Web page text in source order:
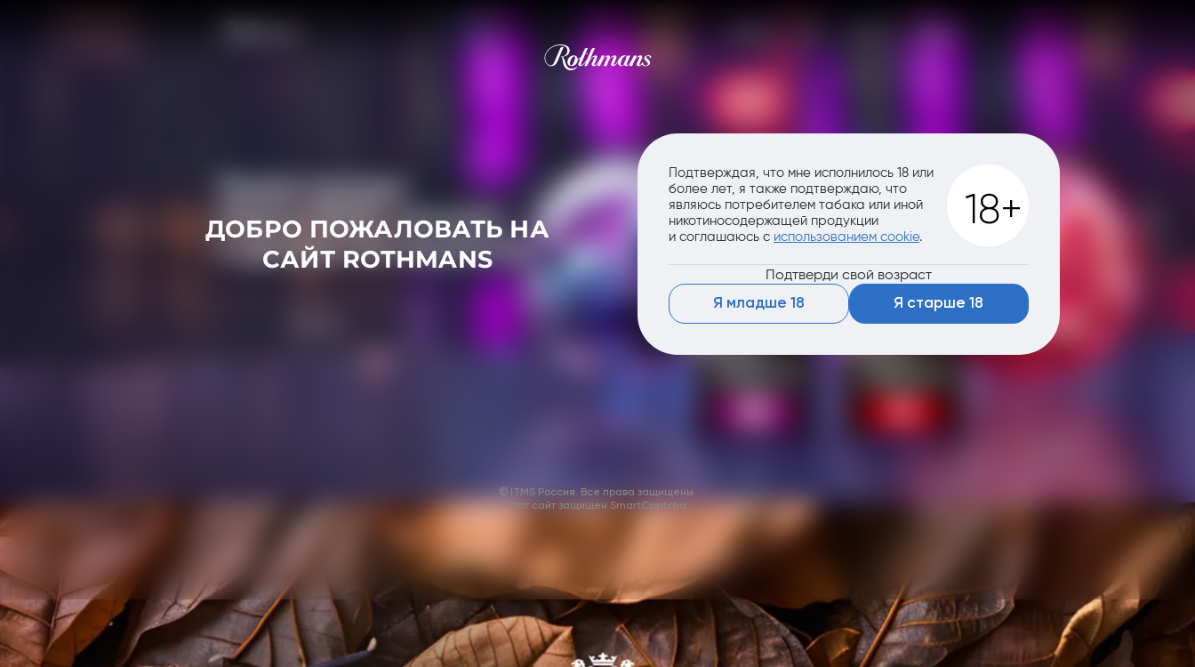
Официальный сайт Rothmans
ДОБРО ПОЖАЛОВАТЬ НА
САЙТROTHMANS
Подтверждая, что мне исполнилось 18 или
более лет, я также подтверждаю, что
являюсь потребителем табака или иной
никотиносодержащей продукции
и соглашаюсь с использованием cookie.
Подтверди свой возраст
Я младше 18 Я старше 18
© ITMS Россия. Все права защищены.
Этот сайт защищен SmartCaptcha.